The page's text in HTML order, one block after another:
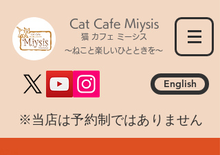
Cat Cafe Miysis
猫 カフェ ミーシス
～ねこと楽しいひとときを～
English
​※当店は予約制ではありません